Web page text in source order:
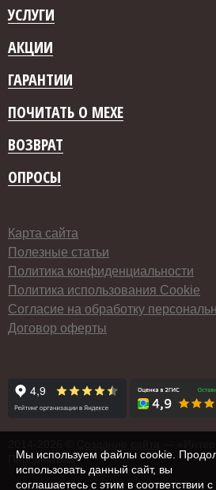
УСЛУГИ
АКЦИИ
ГАРАНТИИ
ПОЧИТАТЬ О МЕХЕ
ВОЗВРАТ
ОПРОСЫ
Карта сайта
Полезные статьи
Политика конфиденциальности
Политика использования Cookie
Согласие на обработку
Договор оферты
Перспектива»
Мы используем файлы cookie.
использовать данный сайт, вы
соглашаетесь с этим в соответствии с